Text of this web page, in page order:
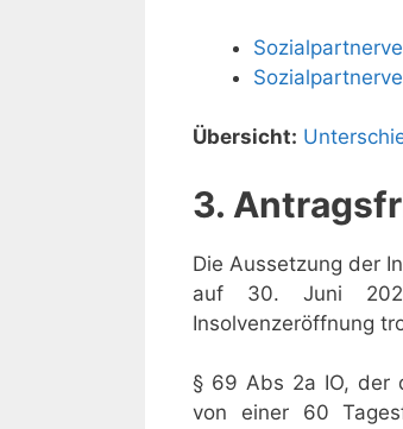
Übersicht:
3.
Die Aussetzung der
auf 30. Juni
Insolvenzeröffnung
§ 69 Abs 2a IO, der
von einer 60